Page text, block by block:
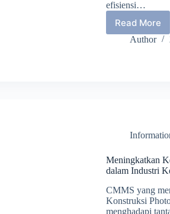
efisiensi…
Read More
Sebuah
Author
Meningkatkan
dalam Industri
CMMS yang
Konstruksi
menghadapi